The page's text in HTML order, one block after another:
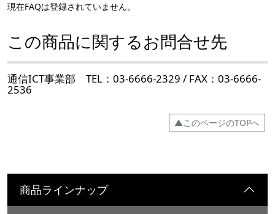
現在FAQは登録されていません。
この商品に関するお問合せ先
通信ICT事業部 TEL：03-6666-2329 / FAX：03-6666-
2536
▲このページのTOPへ
商品ラインナップ